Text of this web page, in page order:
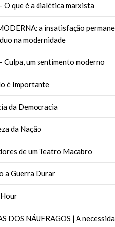
O que é a dialética marxista
a insatisfação
na modernidade
Culpa, um sentimento moderno
é Importante
da Democracia
da Nação
de um Teatro Macabro
a Guerra Durar
DOS NÁUFRAGOS | A